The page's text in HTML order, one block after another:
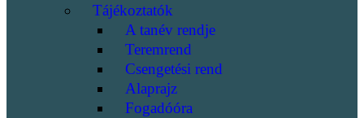
Tájékoztatók
A tanév rendje
Teremrend
Csengetési rend
Alaprajz
Fogadóóra